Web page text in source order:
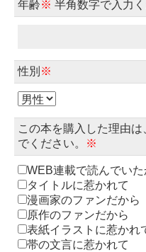
年齢※ 半角数字で入力く
性別 ※
この本を購入した理由
でください。
※
WEB連載で読んでいた
タイトルに惹かれて
漫画家のファンだから
原作のファンだから
表紙イラストに惹かれ
帯の文言に惹かれて